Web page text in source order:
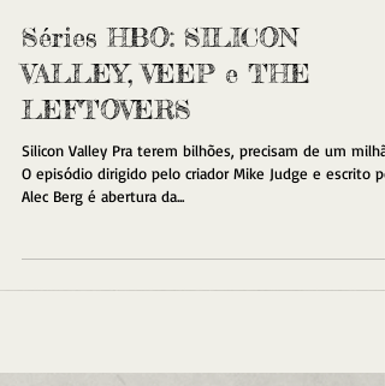
Séries HBO: SILICON
VALLEY, VEEP e THE
LEFTOVERS
Silicon Valley Pra terem bilhões, precisam de um milhão
O episódio dirigido pelo criador Mike Judge e escrito
Alec Berg é abertura da...